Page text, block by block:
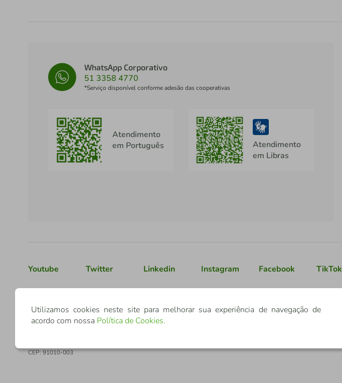
WhatsApp Corporativo
51 3358 4770
*Serviço disponível conforme adesão das cooperativas
Atendimento
em Português
Atendimento
em Libras
Youtube Twitter Linkedin Instagram Facebook TikTok
CNPJ: 03.795.072/0001-60
CEP: 91010-003
Utilizamos cookies neste site para melhorar sua experiência de navegação de
acordo com nossa Política de Cookies.